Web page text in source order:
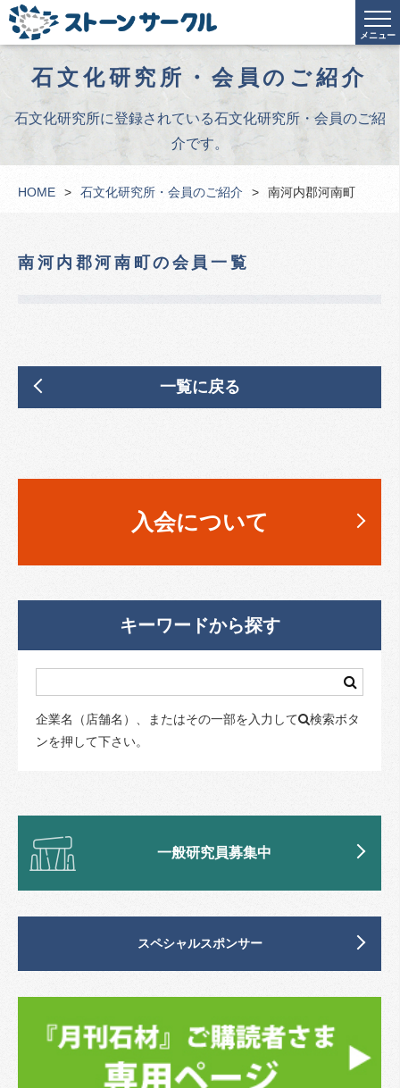
メニュー
石文化研究所・会員のご紹介
石文化研究所に登録されている石文化研究所・会員のご紹
介です。
HOME 石文化研究所・会員のご紹介 南河内郡河南町
南河内郡河南町の会員一覧
一覧に戻る
入会について
キーワードから探す
企業名（店舗名）、またはその一部を入力して
検索ボタ
ンを押して下さい。
一般研究員募集中
スペシャルスポンサー